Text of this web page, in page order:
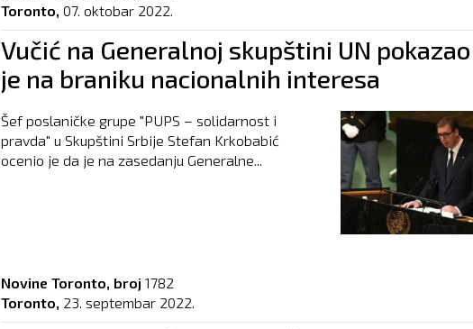
Toronto, 07. oktobar 2022.
Vučić na Generalnoj skupštini UN
je na braniku nacionalnih interesa
Šef poslaničke grupe "PUPS – solidarnost i
pravda" u Skupštini Srbije Stefan Krkobabić
ocenio je da je na zasedanju Generalne...
Novine Toronto, broj 1782
Toronto, 23. septembar 2022.